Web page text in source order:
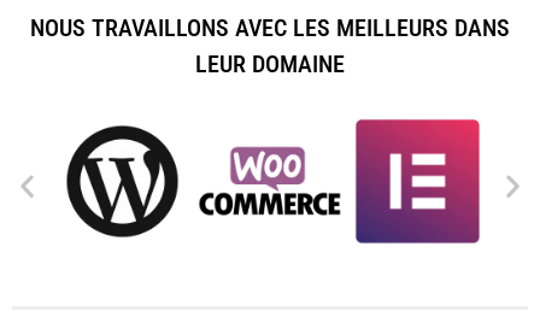
NOUS TRAVAILLONS AVEC LES MEILLEURS DANS
LEUR DOMAINE